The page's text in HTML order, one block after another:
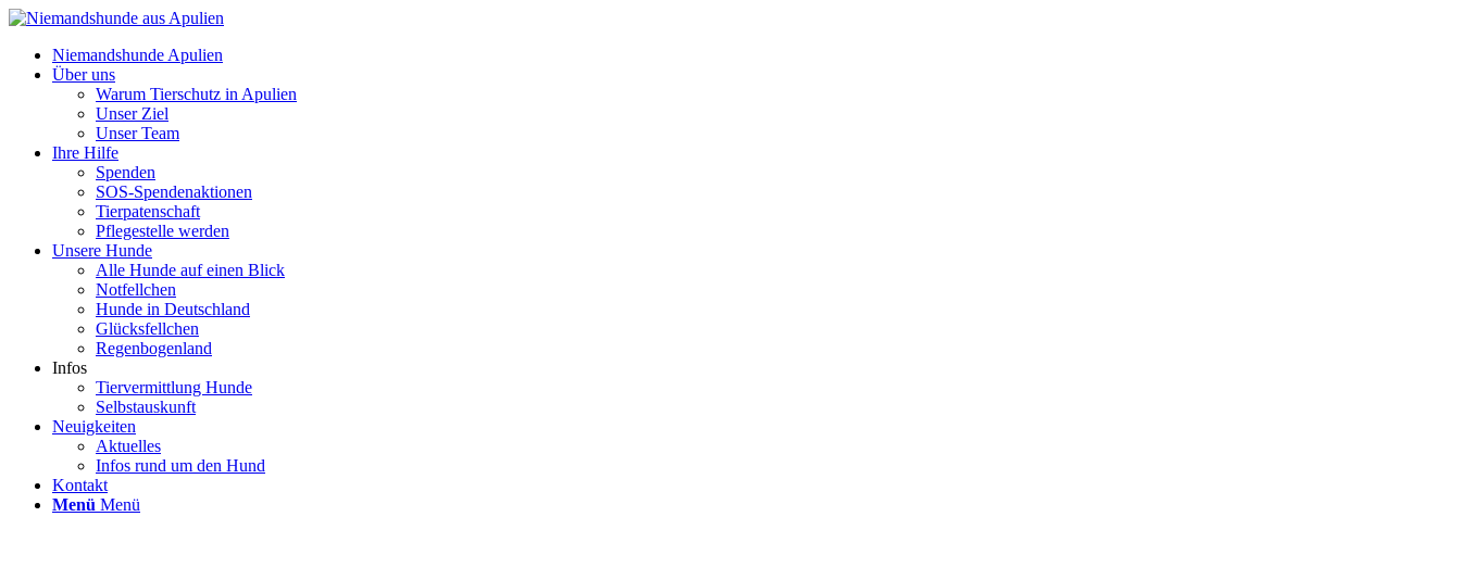
Niemandshunde Apulien
Über uns
Warum Tierschutz in Apulien
Unser Ziel
Unser Team
Ihre Hilfe
Spenden
SOS-Spendenaktionen
Tierpatenschaft
Pflegestelle werden
Unsere Hunde
Alle Hunde auf einen Blick
Notfellchen
Hunde in Deutschland
Glücksfellchen
Regenbogenland
Infos
Tiervermittlung Hunde
Selbstauskunft
Neuigkeiten
Aktuelles
Infos rund um den Hund
Kontakt
Menü Menü